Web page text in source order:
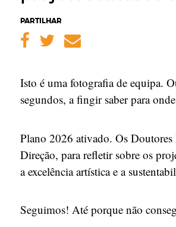
PARTILHAR
Facebook
Twitter
Email
Isto é uma fotografia de equipa.
segundos, a fingir saber para
Plano 2026 ativado. Os Doutores
Direção, para refletir sobre os
a excelência artística e a
Seguimos! Até porque não